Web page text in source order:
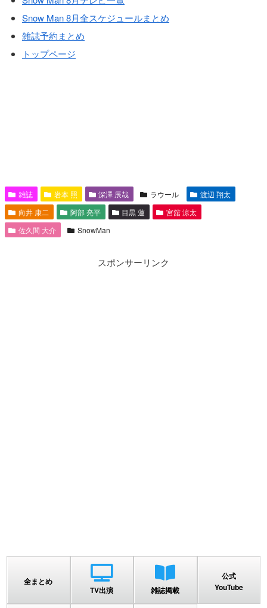
Snow Man 8月全スケジュールまとめ
雑誌予約まとめ
トップページ
雑誌 岩本 照 深澤 辰哉 ラウール
渡辺 翔太
向井 康二
阿部 亮平 目黒 蓮
宮舘 涼太
佐久間 大介
SnowMan
スポンサーリンク
全まとめ
TV出演
雑誌掲載
公式
YouTube